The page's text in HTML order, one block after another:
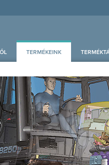
TERMÉKEINK